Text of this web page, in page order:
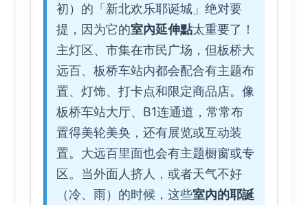
初）的「新北欢乐耶诞城」绝对要
提，因为它的室內延伸點太重要了！
主灯区、市集在市民广场，但板桥大
远百、板桥车站内都会配合有主题布
置、灯饰、打卡点和限定商品店。像
板桥车站大厅、B1连通道，常常布
置得美轮美奂，还有展览或互动装
置。大远百里面也会有主题橱窗或专
区。当外面人挤人，或者天气不好
（冷、雨）的时候，这些室內的耶誕